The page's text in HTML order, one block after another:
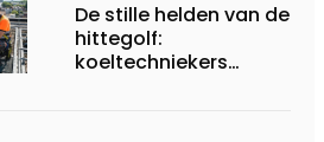
De stille helden van de
hittegolf:
koeltechniekers